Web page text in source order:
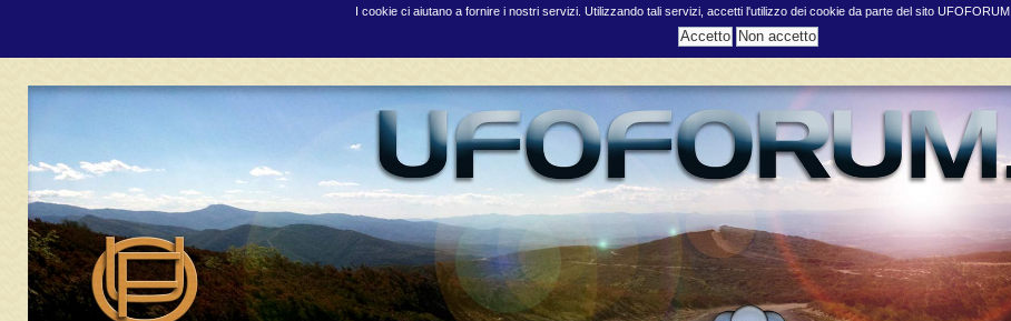
I cookie ci aiutano a fornire i nostri servizi. Utilizzando tali servizi, accetti l'utilizzo dei cookie da parte del sito UFOFORUM.